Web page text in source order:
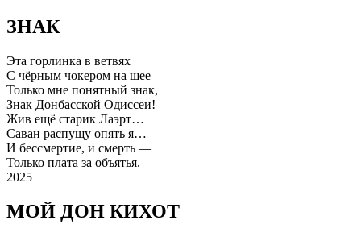
ЗНАК
Эта горлинка в ветвях
С чёрным чокером на шее
Только мне понятный знак,
Знак Донбасской Одиссеи!
Жив ещё старик Лаэрт…
Саван распущу опять я…
И бессмертие, и смерть —
Только плата за объятья.
2025
МОЙ ДОН КИХОТ